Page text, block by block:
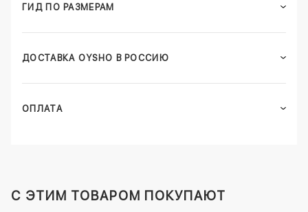
ГИД ПО РАЗМЕРАМ
ДОСТАВКА OYSHO В РОССИЮ
ОПЛАТА
C ЭТИМ ТОВАРОМ ПОКУПАЮТ